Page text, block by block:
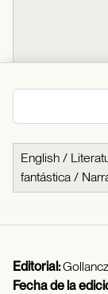
English /
fantástica /
Editorial:Gollancz
Fecha de la